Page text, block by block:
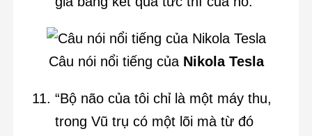
Câu nói nổi tiếng củaNikola Tesla
“Bộ não của tôi chỉ là một máy thu,
trong Vũ trụ có một lõi mà từ đó